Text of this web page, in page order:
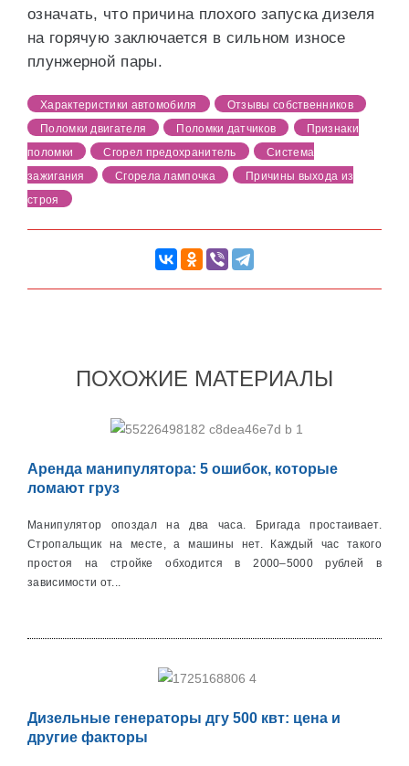
означать, что причина плохого запуска дизеля
на горячую заключается в сильном износе
плунжерной пары.
Характеристики автомобиля
Отзывы собственников
Поломки двигателя
Поломки датчиков
Признаки
поломки
Сгорел предохранитель
Система
зажигания
Сгорела лампочка
Причины выхода из
строя
ПОХОЖИЕ МАТЕРИАЛЫ
Аренда манипулятора: 5 ошибок, которые
ломают груз
Манипулятор опоздал на два часа. Бригада простаивает.
Стропальщик на месте, а машины нет. Каждый час такого
простоя на стройке обходится в 2000–5000 рублей в
зависимости от...
Дизельные генераторы дгу 500 квт: цена и
другие факторы